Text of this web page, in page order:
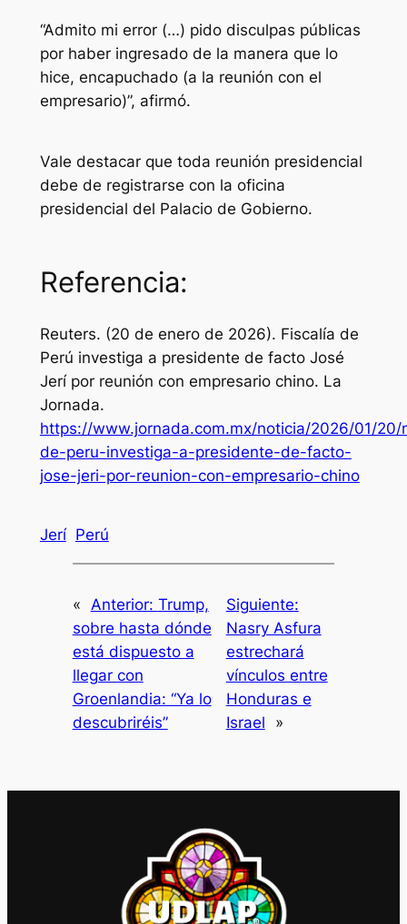
“Admito mi error (…) pido disculpas públicas
por haber ingresado de la manera que lo
hice, encapuchado (a la reunión con el
empresario)”, afirmó.
Vale destacar que toda reunión presidencial
debe de registrarse con la oficina
presidencial del Palacio de Gobierno.
Referencia:
Reuters. (20 de enero de 2026). Fiscalía de
Perú investiga a presidente de facto José
Jerí por reunión con empresario chino. La
Jornada.
https://www.jornada.com.mx/noticia/2026/01/
de-peru-investiga-a-presidente-de-facto-
jose-jeri-por-reunion-con-empresario-chino
Jerí Perú
« Anterior: Trump,
sobre hasta dónde
está dispuesto a
llegar con
Groenlandia: “Ya lo
descubriréis”
Siguiente:
Nasry Asfura
estrechará
vínculos entre
Honduras e
Israel
»